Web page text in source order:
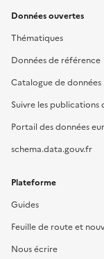
Données ouvertes
Thématiques
Données de référence
Catalogue de données
Suivre les publications
Portail des données
schema.data.gouv.fr
Plateforme
Guides
Feuille de route et
Nous écrire